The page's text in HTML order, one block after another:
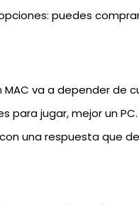
puedes
va a depender de
para jugar, mejor un
una respuesta que